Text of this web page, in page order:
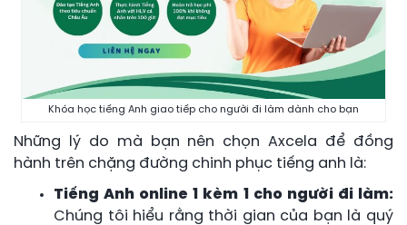
Khóa học tiếng Anh giao tiếp cho người đi làm dành cho bạn
Những lý do mà bạn nên chọn Axcela để đồng
hành trên chặng đường chinh phục tiếng anh là:
Tiếng Anh online 1 kèm 1 cho người đi làm:
Chúng tôi hiểu rằng thời gian của bạn là quý